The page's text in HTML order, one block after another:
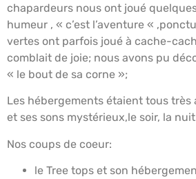
chapardeurs nous ont joué
humeur , « c’est l’aventure «
vertes ont parfois joué à cache-
comblait de joie; nous avons pu
« le bout de sa corne »;
Les hébergements étaient tous
et ses sons mystérieux,le soir, la
Nos coups de coeur:
le Tree tops et son